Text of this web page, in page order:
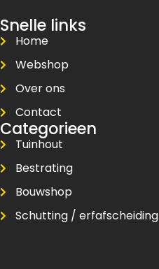
Snelle links
Home
Webshop
Over ons
Contact
Categorieen
Tuinhout
Bestrating
Bouwshop
Schutting / erfafscheiding